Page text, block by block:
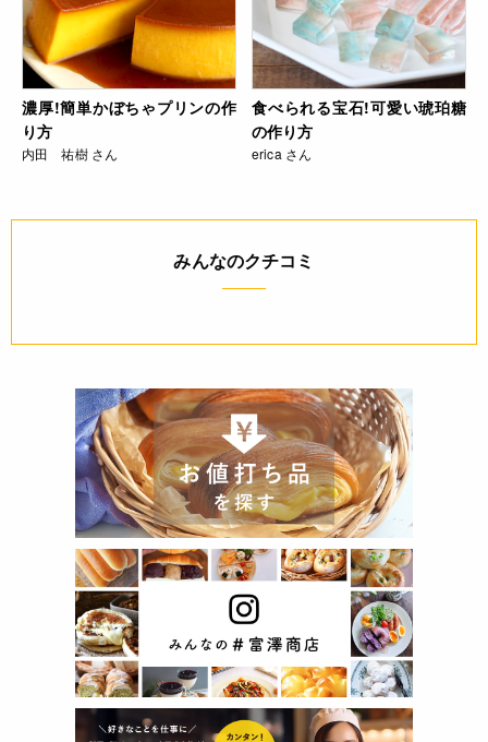
濃厚!簡単かぼちゃプリンの作
り方
内田 祐樹 さん
食べられる宝石!可愛い琥珀糖
の作り方
erica さん
みんなのクチコミ